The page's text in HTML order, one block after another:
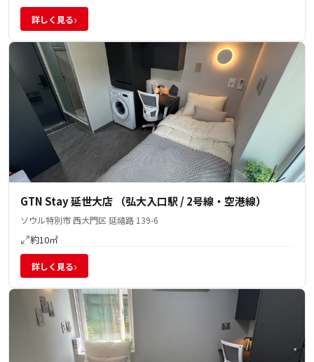
詳しく見る›
GTN Stay 延世大店 （弘大入口駅 / 2号線・空港線）
ソウル特別市 西大門区 延禧路 139-6
約10㎡
詳しく見る›